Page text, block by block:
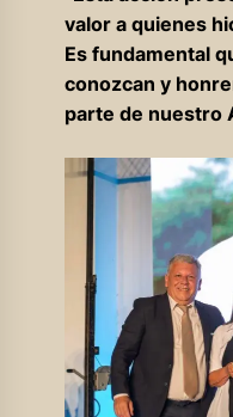
valor a quienes
Es fundamental
conozcan y
parte de nuestro